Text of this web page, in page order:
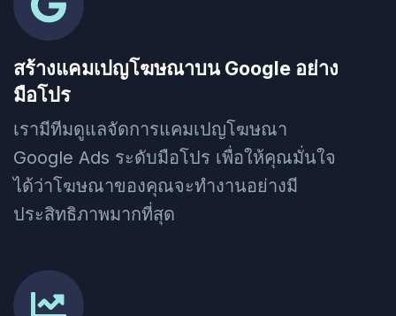
สร้างแคมเปญโฆษณาบน Google อย่าง
มือโปร
เรามีทีมดูแลจัดการแคมเปญโฆษณา
Google Ads ระดับมือโปร เพื่อให้คุณมั่นใจ
ได้ว่าโฆษณาของคุณจะทำงานอย่างมี
ประสิทธิภาพมากที่สุด